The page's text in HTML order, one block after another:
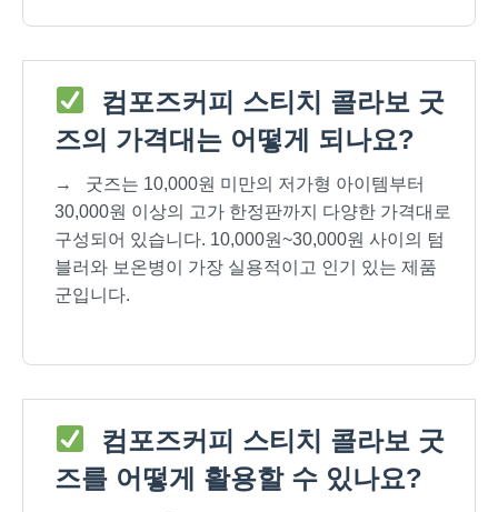
컴포즈커피 스티치 콜라보 굿
즈의 가격대는 어떻게 되나요?
→
굿즈는 10,000원 미만의 저가형 아이템부터
30,000원 이상의 고가 한정판까지 다양한 가격대로
구성되어 있습니다. 10,000원~30,000원 사이의 텀
블러와 보온병이 가장 실용적이고 인기 있는 제품
군입니다.
컴포즈커피 스티치 콜라보 굿
즈를 어떻게 활용할 수 있나요?